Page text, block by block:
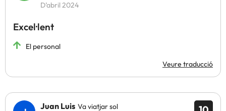
D’abril 2024
Excel·lent
El personal
Veure traducció
Juan Luis Va viatjar sol